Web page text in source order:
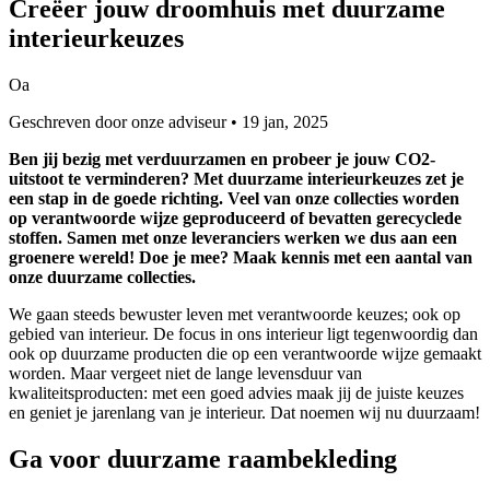
Creëer jouw droomhuis met duurzame
interieurkeuzes
Oa
Geschreven door onze adviseur • 19 jan, 2025
Ben jij bezig met verduurzamen en probeer je jouw CO2-
uitstoot te verminderen? Met duurzame interieurkeuzes zet je
een stap in de goede richting. Veel van onze collecties worden
op verantwoorde wijze geproduceerd of bevatten gerecyclede
stoffen. Samen met onze leveranciers werken we dus aan een
groenere wereld! Doe je mee? Maak kennis met een aantal van
onze duurzame collecties.
We gaan steeds bewuster leven met verantwoorde keuzes; ook op
gebied van interieur. De focus in ons interieur ligt tegenwoordig dan
ook op duurzame producten die op een verantwoorde wijze gemaakt
worden. Maar vergeet niet de lange levensduur van
kwaliteitsproducten: met een goed advies maak jij de juiste keuzes
en geniet je jarenlang van je interieur. Dat noemen wij nu duurzaam!
Ga voor duurzame raambekleding